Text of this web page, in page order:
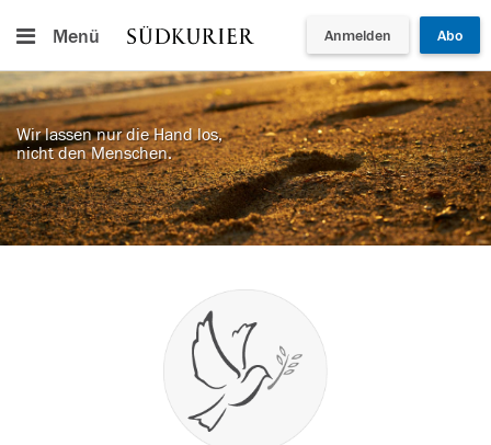
Menü Anmelden Abo
Wir lassen nur die Hand los,
nicht den Menschen.